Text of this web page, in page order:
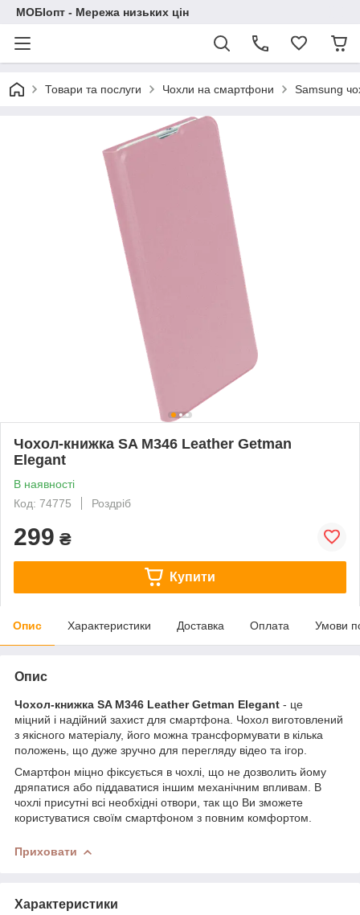
МОБІопт - Мережа низьких цін
Товари та послуги Чохли на смартфони Samsung
Чохол-книжка SA M346 Leather Getman
Elegant
В наявності
Код: 74775
Роздріб
299 ₴
Купити
Опис Характеристики Доставка Оплата Умови
Опис
Чохол-книжка SA M346 Leather Getman Elegant - це
міцний і надійний захист для смартфона. Чохол виготовлений
з якісного матеріалу, його можна трансформувати в кілька
положень, що дуже зручно для перегляду відео та ігор.
Смартфон міцно фіксується в чохлі, що не дозволить йому
дряпатися або піддаватися іншим механічним впливам. В
чохлі присутні всі необхідні отвори, так що Ви зможете
користуватися своїм смартфоном з повним комфортом.
Приховати
Характеристики